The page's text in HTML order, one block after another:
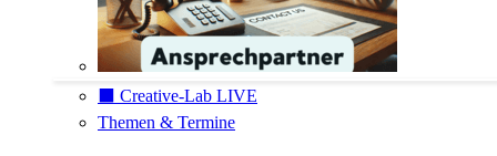
⬛️ Creative-Lab LIVE
Themen & Termine